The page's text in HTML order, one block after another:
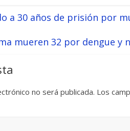
a 30 años de prisión por
mueren 32 por dengue y
no será publicada. Los